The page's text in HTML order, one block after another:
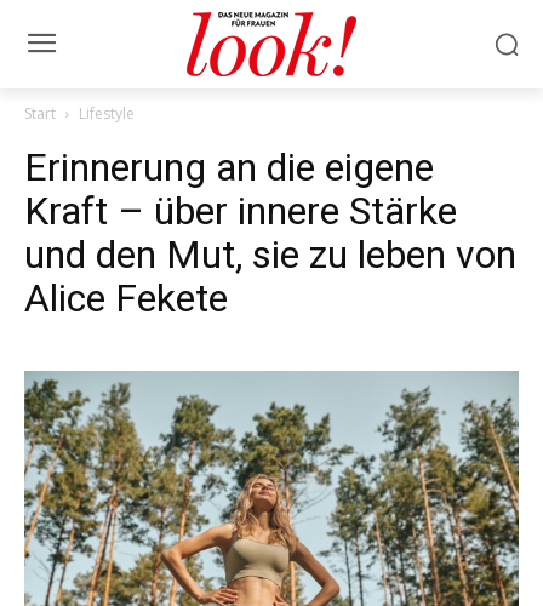
Start Lifestyle
Erinnerung an die eigene
Kraft – über innere Stärke
und den Mut, sie zu leben von
Alice Fekete